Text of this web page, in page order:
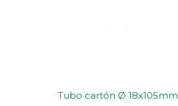
Tubo cartón Ø 18x105mm